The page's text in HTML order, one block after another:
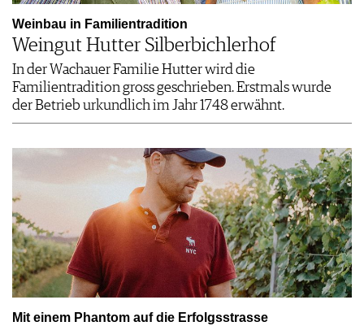
Weinbau in Familientradition
Weingut Hutter Silberbichlerhof
In der Wachauer Familie Hutter wird die
Familientradition gross geschrieben. Erstmals wurde
der Betrieb urkundlich im Jahr 1748 erwähnt.
Mit einem ­Phantom auf die Erfolgsstrasse